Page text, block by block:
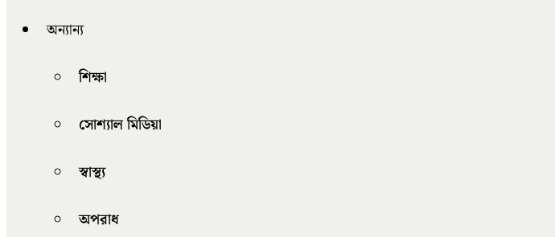
অন্যান্য
শিক্ষা
সোশ্যাল মিডিয়া
স্বাস্থ্য
অপরাধ